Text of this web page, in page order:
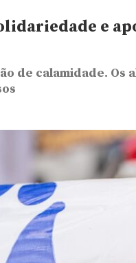
e
de calamidade. Os